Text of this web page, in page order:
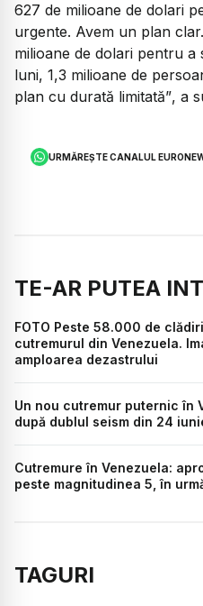
627 de milioane de dolari
urgente. Avem un plan
milioane de dolari pentru
luni, 1,3 milioane de
plan cu durată limitată”, a
URMĂREȘTE CANALUL
TE-AR PUTEA
FOTO Peste 58.000 de
cutremurul din Venezuela.
amploarea dezastrului
Un nou cutremur puternic în
după dublul seism din 24
Cutremure în Venezuela:
peste magnitudinea 5, în
TAGURI